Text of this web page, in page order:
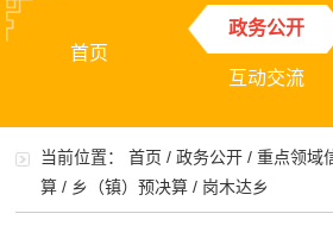
首页
政务公开
互动交流
当前位置：首页 /政务公开 /重点领域
算 / 乡（镇）预决算 / 岗木达乡